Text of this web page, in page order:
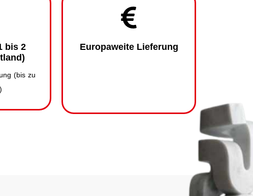
bis 2
(bis zu
Europaweite Lieferung